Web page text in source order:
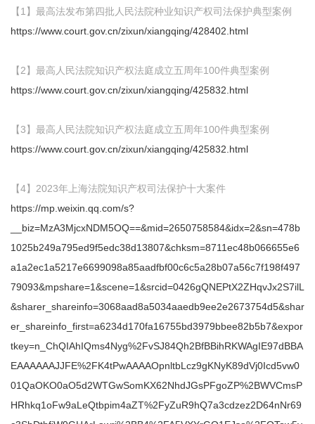
【1】最高法发布第四批人民法院种业知识产权司法保护典型案例
https://www.court.gov.cn/zixun/xiangqing/428402.html
【2】最高人民法院知识产权法庭成立五周年100件典型案例
https://www.court.gov.cn/zixun/xiangqing/425832.html
【3】最高人民法院知识产权法庭成立五周年100件典型案例
https://www.court.gov.cn/zixun/xiangqing/425832.html
【4】2023年上海法院知识产权司法保护十大案件
https://mp.weixin.qq.com/s?
__biz=MzA3MjcxNDM5OQ==&mid=2650758584&idx=2&sn=478b
1025b249a795ed9f5edc38d13807&chksm=8711ec48b066655e6
a1a2ec1a5217e6699098a85aadfbf00c6c5a28b07a56c7f198f497
79093&mpshare=1&scene=1&srcid=0426gQNEPtX2ZHqvJx2S7ilL
&sharer_shareinfo=3068aad8a5034aaedb9ee2e2673754d5&shar
er_shareinfo_first=a6234d170fa16755bd3979bbee82b5b7&expor
tkey=n_ChQIAhIQms4Nyg%2FvSJ84Qh2BfBBihRKWAgIE97dBBA
EAAAAAAJJFE%2FK4tPwAAAAOpnltbLcz9gKNyK89dVj0Icd5vw0
01QaOKO0aO5d2WTGwSomKX62NhdJGsPFgoZP%2BWVCmsP
HRhkq1oFw9aLeQtbpim4aZT%2FyZuR9hQ7a3cdzez2D64nNr69